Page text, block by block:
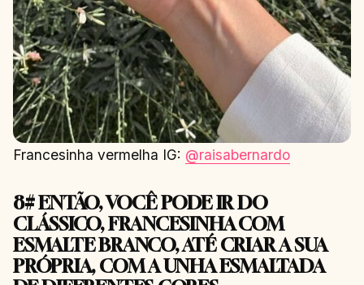
Francesinha vermelha IG: @raisabernardo
8# ENTÃO, VOCÊ PODE IR DO
CLÁSSICO, FRANCESINHA COM
ESMALTE BRANCO, ATÉ CRIAR A SUA
PRÓPRIA, COM A UNHA ESMALTADA